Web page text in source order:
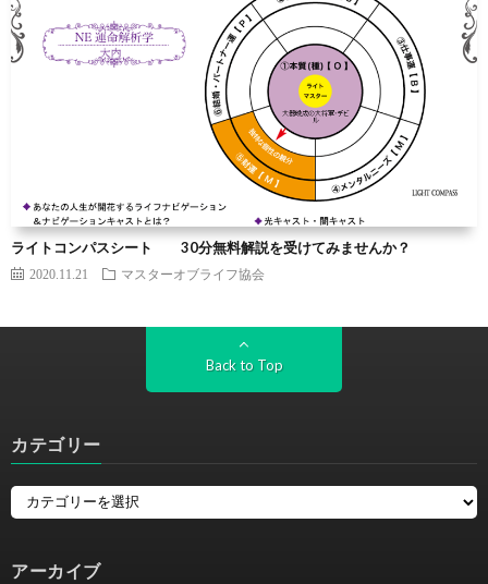
ライトコンパスシート 30分無料解説を受けてみませんか？
2020.11.21 マスターオブライフ協会
Back to Top
カテゴリー
アーカイブ